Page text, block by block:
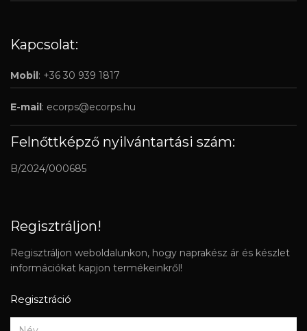
Kapcsolat:
Mobil: +36 30 939 1817
E-mail: ecorps@ecorps.hu
Felnőttképző nyilvántartási szám:
B/2024/000685
Regisztráljon!
Regisztráljon weboldalunkon, hogy naprakész ár és készlet
információkat kapjon termékeinkről!
Regisztráció